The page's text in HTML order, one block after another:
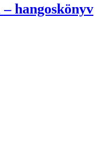
hangoskönyv